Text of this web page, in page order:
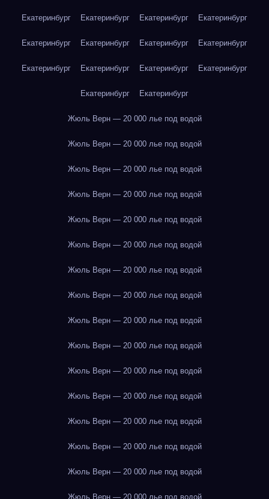
Екатеринбург Екатеринбург Екатеринбург Екатеринбург
Екатеринбург Екатеринбург Екатеринбург Екатеринбург
Екатеринбург Екатеринбург Екатеринбург Екатеринбург
Екатеринбург Екатеринбург
Жюль Верн — 20 000 лье под водой
Жюль Верн — 20 000 лье под водой
Жюль Верн — 20 000 лье под водой
Жюль Верн — 20 000 лье под водой
Жюль Верн — 20 000 лье под водой
Жюль Верн — 20 000 лье под водой
Жюль Верн — 20 000 лье под водой
Жюль Верн — 20 000 лье под водой
Жюль Верн — 20 000 лье под водой
Жюль Верн — 20 000 лье под водой
Жюль Верн — 20 000 лье под водой
Жюль Верн — 20 000 лье под водой
Жюль Верн — 20 000 лье под водой
Жюль Верн — 20 000 лье под водой
Жюль Верн — 20 000 лье под водой
Жюль Верн — 20 000 лье под водой